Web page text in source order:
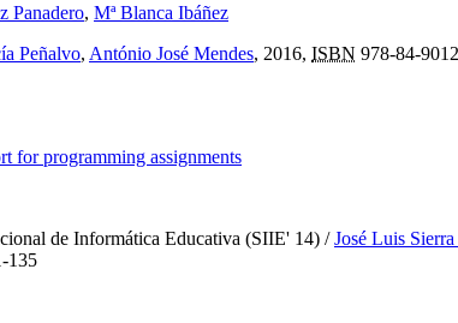
Panadero, Mª Blanca Ibáñez
Peñalvo, António José Mendes, 2016, ISBN 978-84-
for programming assignments
de Informática Educativa (SIIE' 14) /José Luis
135